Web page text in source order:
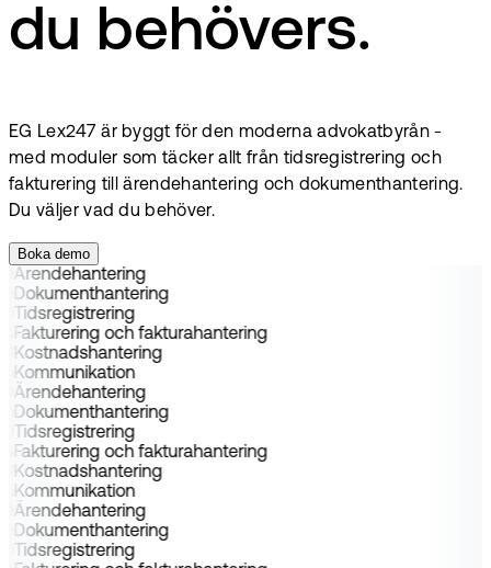
du behövers.
EG Lex247 är byggt för den moderna advokatbyrån -
med moduler som täcker allt från tidsregistrering och
fakturering till ärendehantering och dokumenthantering.
Du väljer vad du behöver.
Boka demo
Ärendehantering
Dokumenthantering
Tidsregistrering
Fakturering och fakturahantering
Kostnadshantering
Kommunikation
Ärendehantering
Dokumenthantering
Tidsregistrering
Fakturering och fakturahantering
Kostnadshantering
Kommunikation
Ärendehantering
Dokumenthantering
Tidsregistrering